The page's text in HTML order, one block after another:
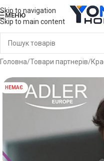
Skip to navigation
Skip to main content
МЕНЮ
Головна/Товари партнерів/
НЕМАЄ